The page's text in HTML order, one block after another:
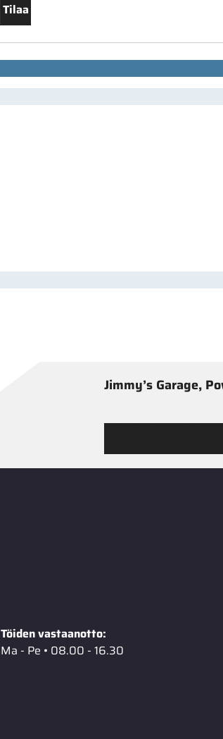
Tilaa
Jimmy’s Garage,
Töiden vastaanotto:
Ma - Pe • 08.00 - 16.30